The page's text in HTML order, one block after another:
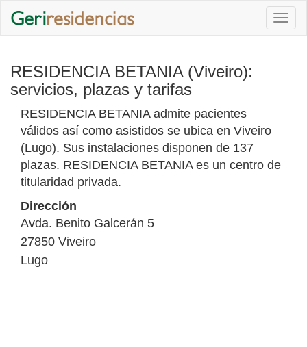
RESIDENCIA BETANIA (Viveiro):
servicios, plazas y tarifas
RESIDENCIA BETANIA admite pacientes
válidos así como asistidos se ubica en Viveiro
(Lugo). Sus instalaciones disponen de 137
plazas. RESIDENCIA BETANIA es un centro de
titularidad privada.
Dirección
Avda. Benito Galcerán 5
27850 Viveiro
Lugo